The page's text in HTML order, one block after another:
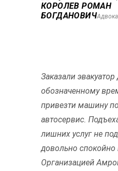
КОРОЛЕВ РОМАН
БОГДАНОВИЧ
Заказали
обозначенному
привезти машину
автосервис.
лишних услуг не
довольно спокойно
Организацией